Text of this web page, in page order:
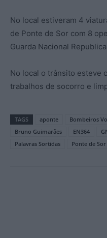
No local estiveram 4
de Ponte de Sor com 8
Guarda Nacional
No local o trânsito esteve
trabalhos de socorro e
TAGS aponte
Bombeiros
Bruno Guimarães
EN364
Palavras Sortidas
Ponte de Sor